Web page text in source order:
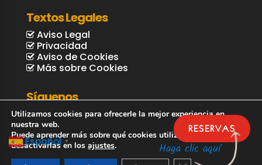
RESERVAS
Haga clic aquí
Textos Legales
Aviso Legal
Privacidad
Aviso de Cookies
Más sobre Cookies
Síguenos
Español ▼
Utilizamos cookies para ofrecerle la mejor experiencia en
nuestra web.
Puede aprender más sobre qué cookies utilizamos o
desactivarlas en los ajustes.